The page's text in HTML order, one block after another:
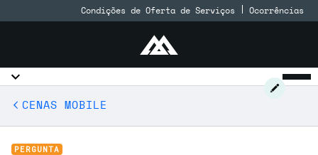
Condições de Oferta de Serviços Ocorrências
CENAS MOBILE
PERGUNTA